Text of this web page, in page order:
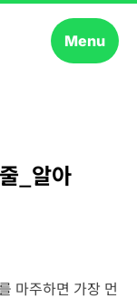
Menu
_알아
마주하면 가장 먼